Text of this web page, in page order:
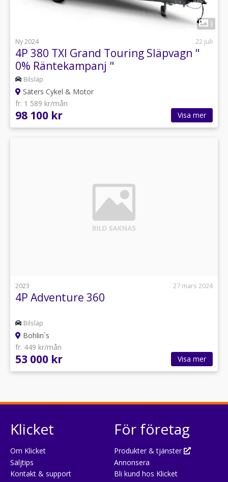
3
Ny 2024
22 juli
4P 380 TXI Grand Touring Släpvagn "
0% Räntekampanj "
Bilsläp
Säters Cykel & Motor
fr. 1 589 kr/mån
98 100 kr Visa mer
2023 27 mars 2024
4P Adventure 360
Bilsläp
Bohlin`s
fr. 449 kr/mån
53 000 kr Visa mer
Klicket
Om Klicket
Säljtips
Kontakt & support
För företag
Produkter & tjänster
Annonsera
Bli kund hos Klicket